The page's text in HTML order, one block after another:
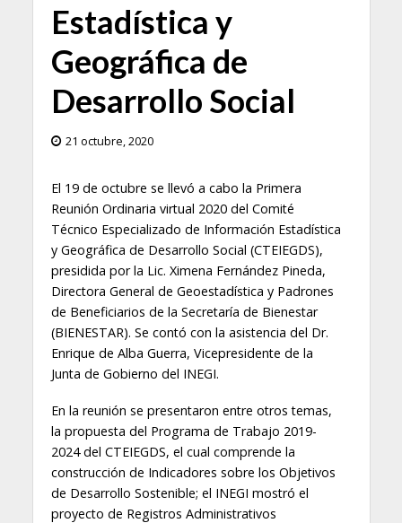
Estadística y
Geográfica de
Desarrollo Social
21 octubre, 2020
El 19 de octubre se llevó a cabo la Primera
Reunión Ordinaria virtual 2020 del Comité
Técnico Especializado de Información Estadística
y Geográfica de Desarrollo Social (CTEIEGDS),
presidida por la Lic. Ximena Fernández Pineda,
Directora General de Geoestadística y Padrones
de Beneficiarios de la Secretaría de Bienestar
(BIENESTAR). Se contó con la asistencia del Dr.
Enrique de Alba Guerra, Vicepresidente de la
Junta de Gobierno del INEGI.
En la reunión se presentaron entre otros temas,
la propuesta del Programa de Trabajo 2019-
2024 del CTEIEGDS, el cual comprende la
construcción de Indicadores sobre los Objetivos
de Desarrollo Sostenible; el INEGI mostró el
proyecto de Registros Administrativos